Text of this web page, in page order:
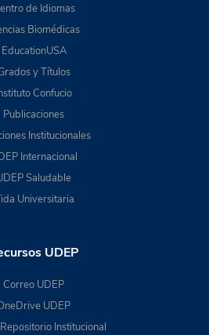
de Idiomas
Biomédicas
EducationUSA
y Títulos
Confucio
Publicaciones
Institucionales
Internacional
Saludable
Universitaria
UDEP
Correo UDEP
UDEP
Institucional